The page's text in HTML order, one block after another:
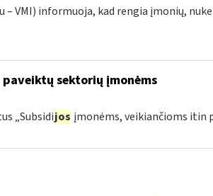
VMI) informuoja, kad rengia įmonių,
sektorių įmonėms
„Subsidijos įmonėms, veikiančioms itin